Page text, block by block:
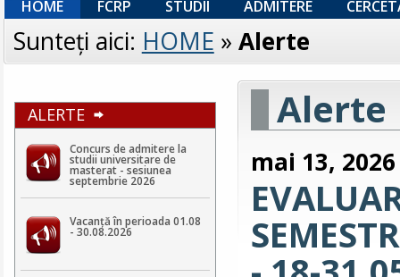
HOME FCRP STUDII ADMITERE
Sunteţi aici: HOME » Alerte
ALERTE
Concurs de admitere la
studii universitare de
masterat - sesiunea
septembrie 2026
Vacanță în perioada 01.08
- 30.08.2026
Alerte
mai 13, 2026